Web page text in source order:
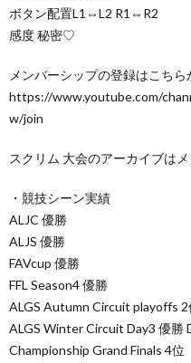
ボタン配置L1⇔L2 R1⇔R2
感度 秘密♡
メンバーシップの登録はこちら
https://www.youtube.com/
w/join
スクリム 大会のアーカイブはメ
・競技シーン実績
ALJC 優勝
ALJS 優勝
FAVcup 優勝
FFL Season4 優勝
ALGS Autumn Circuit playoffs 2
ALGS Winter Circuit Day3 優勝
Championship Grand Finals 4位